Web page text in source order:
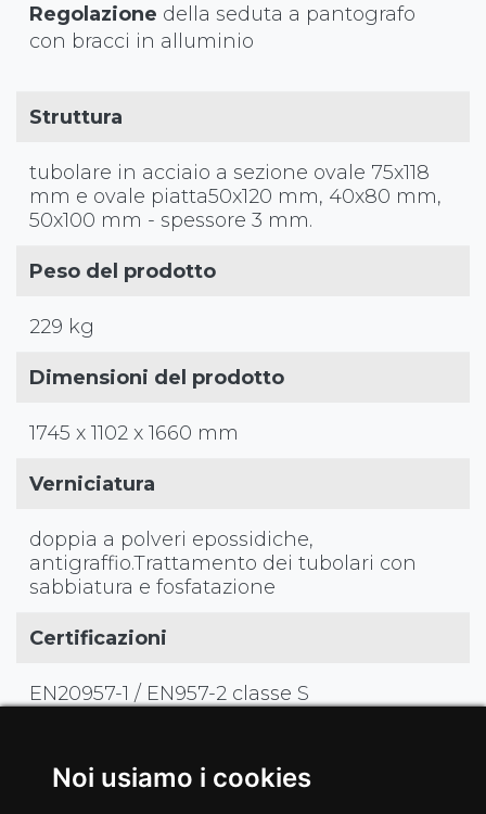
Noi usiamo i cookies
Regolazione della seduta a pantografo
con bracci in alluminio
Struttura
tubolare in acciaio a sezione ovale 75x118
mm e ovale piatta50x120 mm, 40x80 mm,
50x100 mm - spessore 3 mm.
Peso del prodotto
229 kg
Dimensioni del prodotto
1745 x 1102 x 1660 mm
Verniciatura
doppia a polveri epossidiche,
antigraffio.Trattamento dei tubolari con
sabbiatura e fosfatazione
Certificazioni
EN20957-1 / EN957-2 classe S